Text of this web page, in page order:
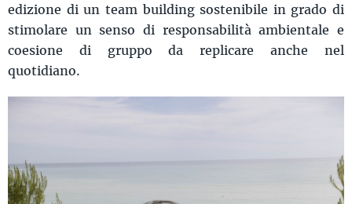
edizione di un team building sostenibile in grado di
stimolare un senso di responsabilità ambientale e
coesione di gruppo da replicare anche nel
quotidiano.